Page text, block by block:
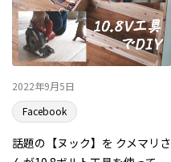
2022年9月5日
Facebook
話題の【ヌック】を クメマリさ